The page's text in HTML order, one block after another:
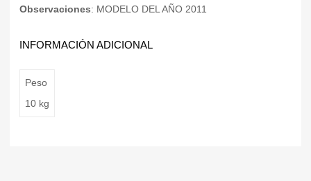
Observaciones: MODELO DEL AÑO 2011
INFORMACIÓN ADICIONAL
Peso
10 kg